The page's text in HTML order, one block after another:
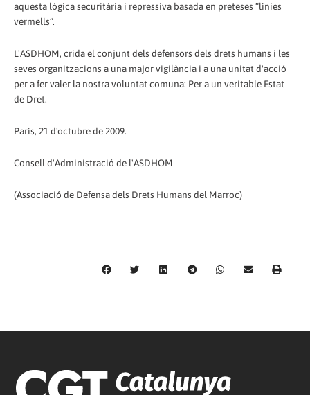
aquesta lògica securitària i repressiva basada en preteses “línies
vermells”.
L'ASDHOM, crida el conjunt dels defensors dels drets humans i les
seves organitzacions a una major vigilància i a una unitat d'acció
per a fer valer la nostra voluntat comuna: Per a un veritable Estat
de Dret.
París, 21 d'octubre de 2009.
Consell d'Administració de l'ASDHOM
(Associació de Defensa dels Drets Humans del Marroc)